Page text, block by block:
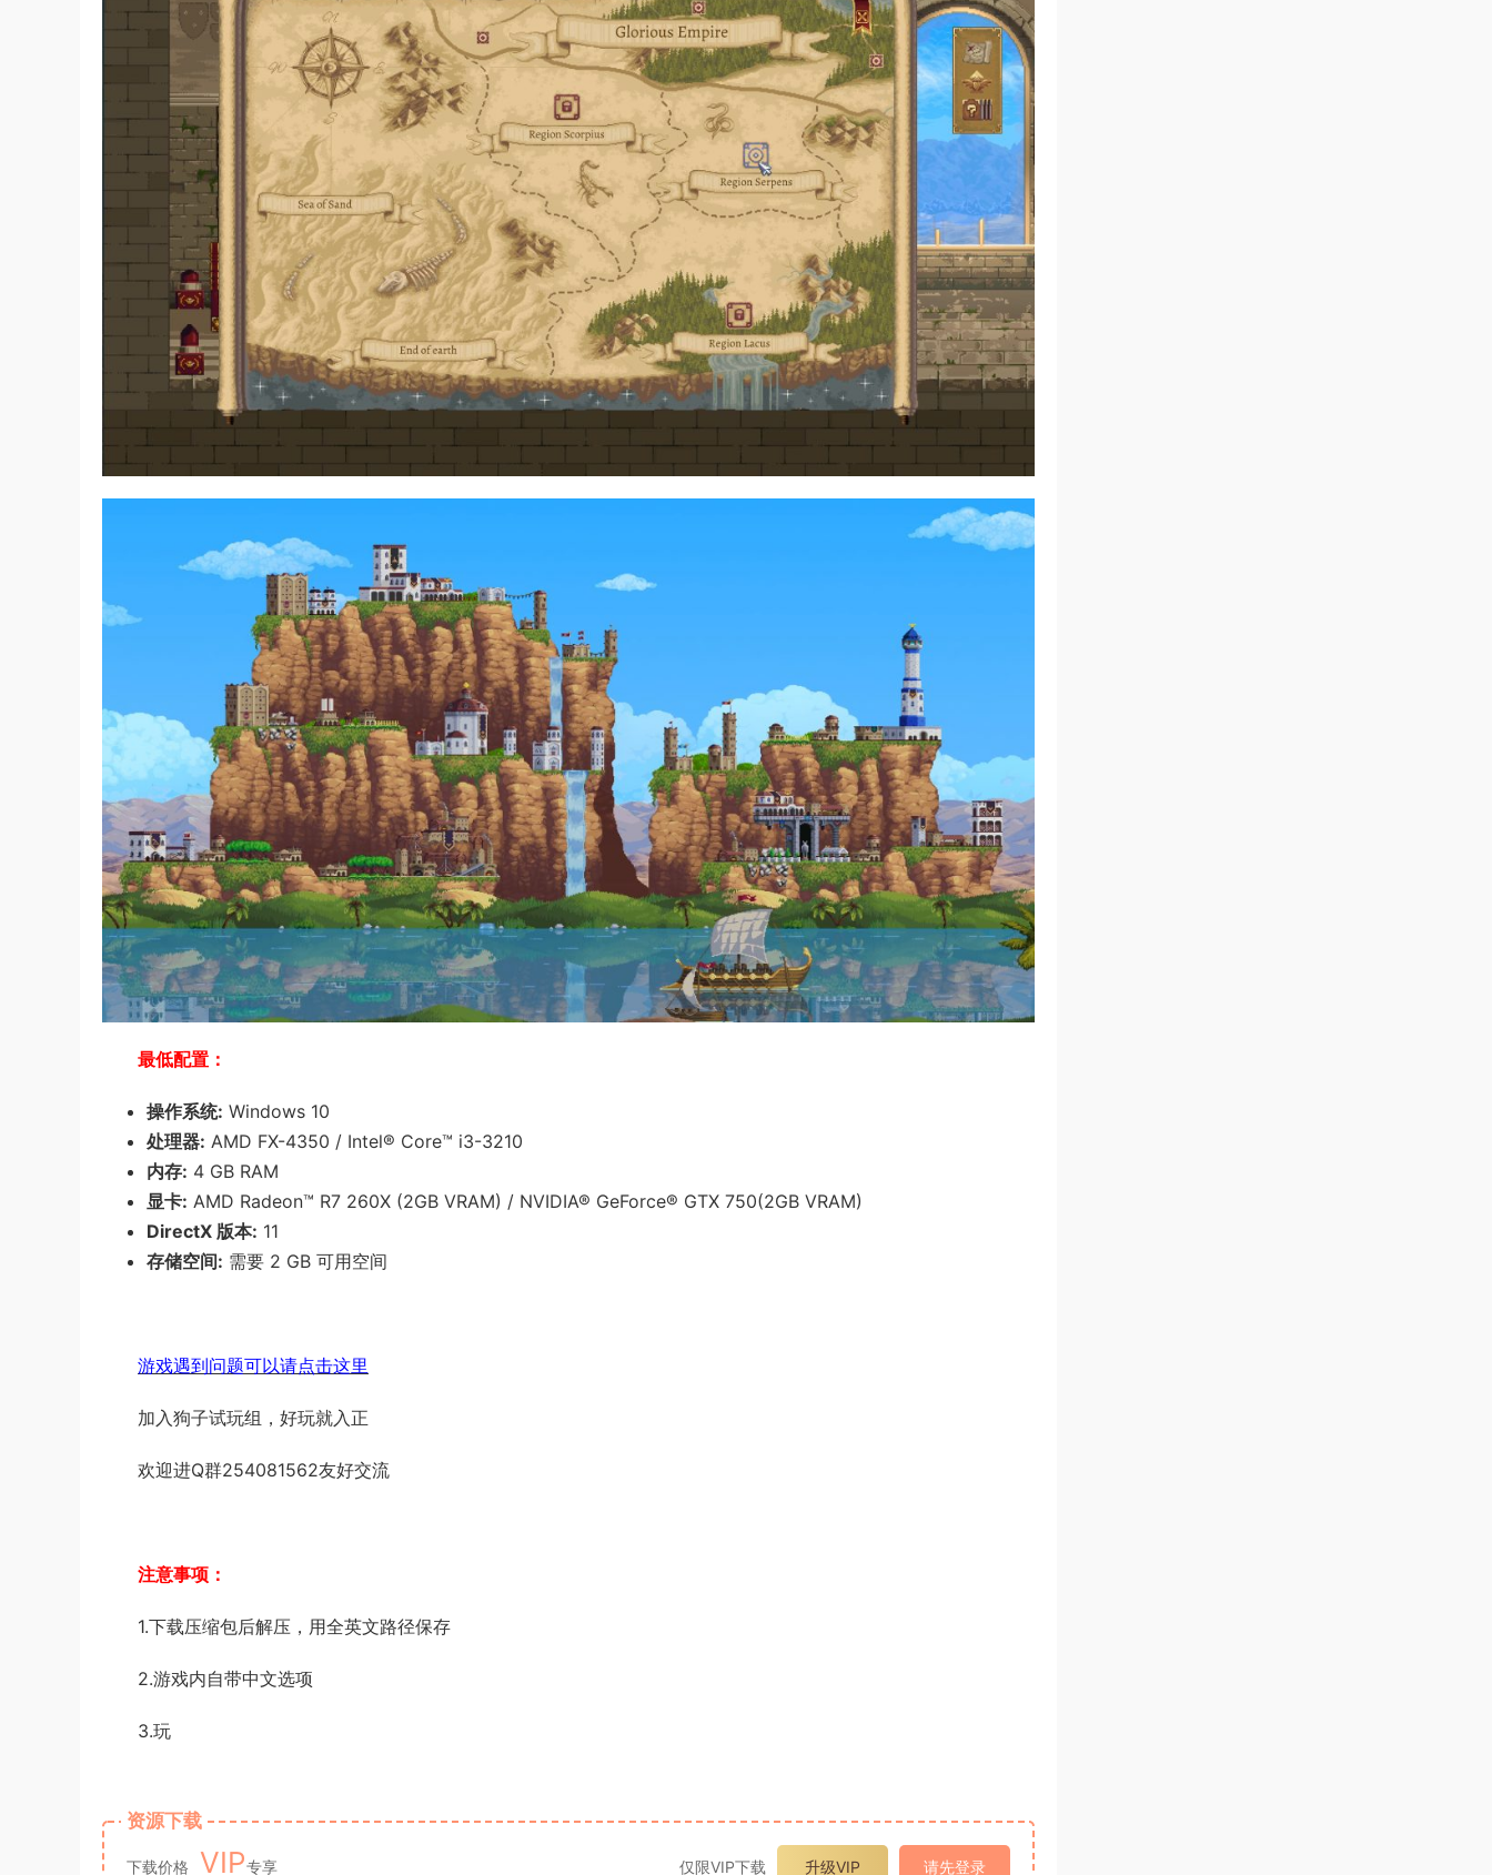
最低配置：
操作系统: Windows 10
处理器: AMD FX-4350 / Intel® Core™ i3-3210
内存: 4 GB RAM
显卡: AMD Radeon™ R7 260X (2GB VRAM) / NVIDIA® GeForce® GTX 750(2GB VRAM)
DirectX 版本: 11
存储空间: 需要 2 GB 可用空间
游戏遇到问题可以请点击这里
加入狗子试玩组，好玩就入正
欢迎进Q群254081562友好交流
注意事项：
1.下载压缩包后解压，用全英文路径保存
2.游戏内自带中文选项
3.玩
资源下载
下载价格 VIP专享 仅限VIP下载 升级VIP 请先登录